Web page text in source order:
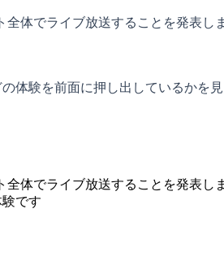
体でライブ放送することを発表
体験を前面に押し出しているかを
体でライブ放送することを発表し
です